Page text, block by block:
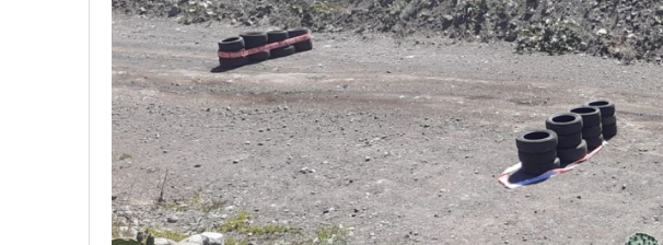
Nicolás 18 junio, 2023